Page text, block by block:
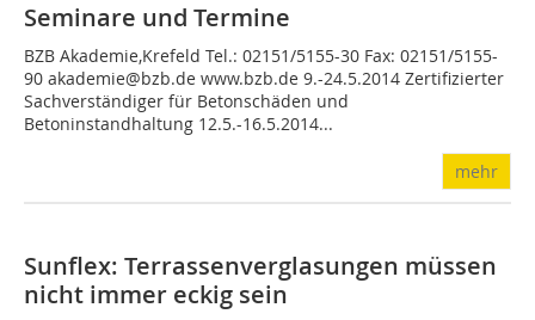
Seminare und Termine
BZB Akademie,Krefeld Tel.: 02151/5155-30 Fax: 02151/5155-
90 akademie@bzb.de www.bzb.de 9.-24.5.2014 Zertifizierter
Sachverständiger für Betonschäden und
Betoninstandhaltung 12.5.-16.5.2014...
mehr
Sunflex: Terrassenverglasungen müssen
nicht immer eckig sein